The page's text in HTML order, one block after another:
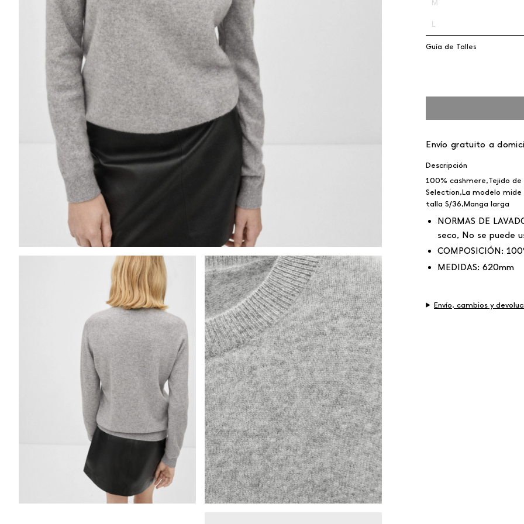
M
L
Guía de Talles
Envío gratuito a
Descripción
100% cashmere,Tejido
Selection,La modelo mide
talla S/36,Manga larga
NORMAS DE
seco, No se puede
COMPOSICIÓN:
MEDIDAS: 620mm
Envío, cambios y